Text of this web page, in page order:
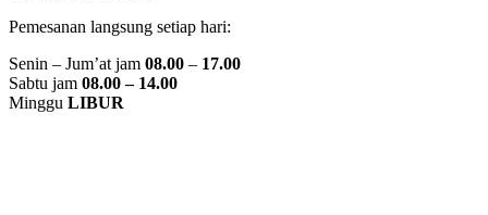
Pemesanan langsung setiap hari:
Senin – Jum’at jam 08.00 – 17.00
Sabtu jam 08.00 – 14.00
Minggu LIBUR